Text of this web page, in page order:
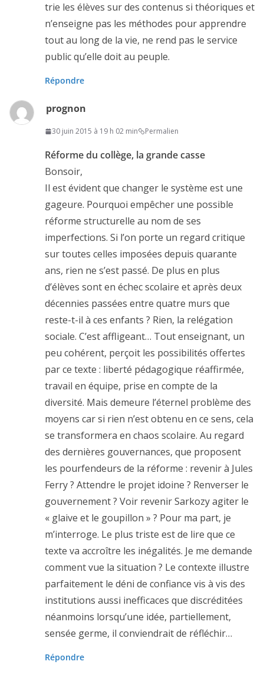
trie les élèves sur des contenus si théoriques et
n’enseigne pas les méthodes pour apprendre
tout au long de la vie, ne rend pas le service
public qu’elle doit au peuple.
Répondre
prognon
30 juin 2015 à 19 h 02 min Permalien
Réforme du collège, la grande casse
Bonsoir,
Il est évident que changer le système est une
gageure. Pourquoi empêcher une possible
réforme structurelle au nom de ses
imperfections. Si l’on porte un regard critique
sur toutes celles imposées depuis quarante
ans, rien ne s’est passé. De plus en plus
d’élèves sont en échec scolaire et après deux
décennies passées entre quatre murs que
reste-t-il à ces enfants ? Rien, la relégation
sociale. C’est affligeant… Tout enseignant, un
peu cohérent, perçoit les possibilités offertes
par ce texte : liberté pédagogique réaffirmée,
travail en équipe, prise en compte de la
diversité. Mais demeure l’éternel problème des
moyens car si rien n’est obtenu en ce sens, cela
se transformera en chaos scolaire. Au regard
des dernières gouvernances, que proposent
les pourfendeurs de la réforme : revenir à Jules
Ferry ? Attendre le projet idoine ? Renverser le
gouvernement ? Voir revenir Sarkozy agiter le
« glaive et le goupillon » ? Pour ma part, je
m’interroge. Le plus triste est de lire que ce
texte va accroître les inégalités. Je me demande
comment vue la situation ? Le contexte illustre
parfaitement le déni de confiance vis à vis des
institutions aussi inefficaces que discréditées
néanmoins lorsqu’une idée, partiellement,
sensée germe, il conviendrait de réfléchir…
Répondre